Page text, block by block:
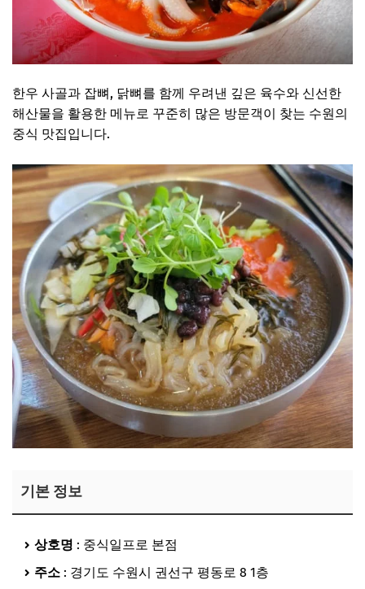
한우 사골과 잡뼈, 닭뼈를 함께 우려낸 깊은 육수와 신선한
해산물을 활용한 메뉴로 꾸준히 많은 방문객이 찾는 수원의
중식 맛집입니다.
기본 정보
상호명 : 중식일프로 본점
주소 : 경기도 수원시 권선구 평동로 8 1층